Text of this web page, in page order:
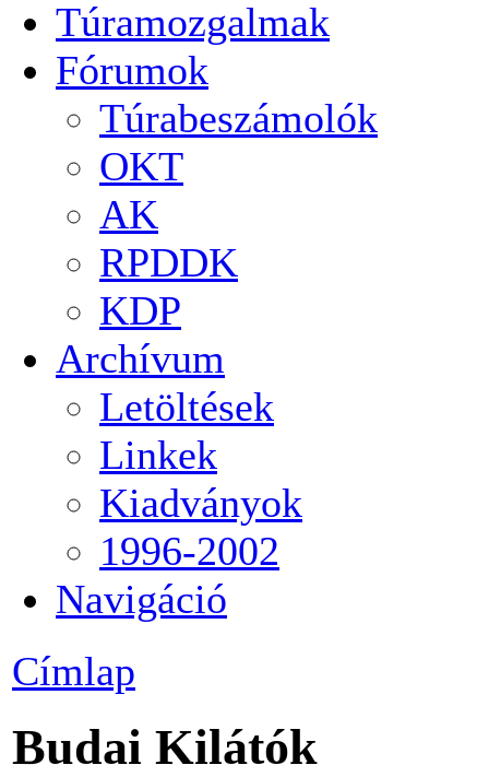
Túramozgalmak
Fórumok
Túrabeszámolók
OKT
AK
RPDDK
KDP
Archívum
Letöltések
Linkek
Kiadványok
1996-2002
Navigáció
Címlap
Budai Kilátók